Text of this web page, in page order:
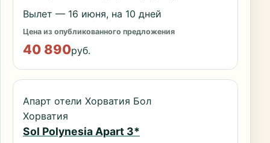
Вылет — 16 июня, на 10 дней
Цена из опубликованного предложения
40 890руб.
Апарт отели Хорватия Бол
Хорватия
Sol Polynesia Apart 3*